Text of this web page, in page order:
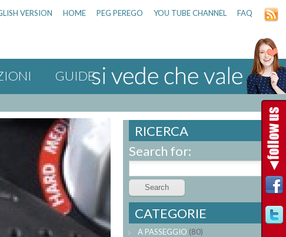
VERSION HOME PEG PEREGO YOU TUBE CHANNEL FAQ
GUIDE
RICERCA
Search for:
CATEGORIE
A PASSEGGIO (80)